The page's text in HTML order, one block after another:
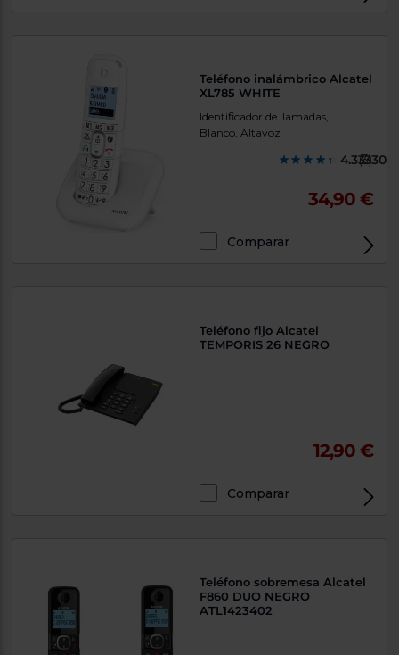
Teléfono inalámbrico Alcatel
XL785 WHITE
Identificador de llamadas,
Blanco, Altavoz
(3)
34,90 €
Comparar
Teléfono fijo Alcatel
TEMPORIS 26 NEGRO
12,90 €
Comparar
Teléfono sobremesa Alcatel
F860 DUO NEGRO
ATL1423402